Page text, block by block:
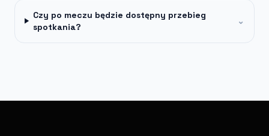
Czy po meczu będzie dostępny przebieg
spotkania?
⌄